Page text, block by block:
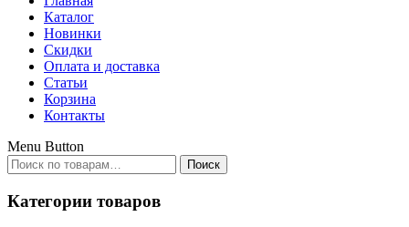
Каталог
Новинки
Скидки
Оплата и доставка
Статьи
Корзина
Контакты
Menu Button
Искать:
Поиск
Категории товаров